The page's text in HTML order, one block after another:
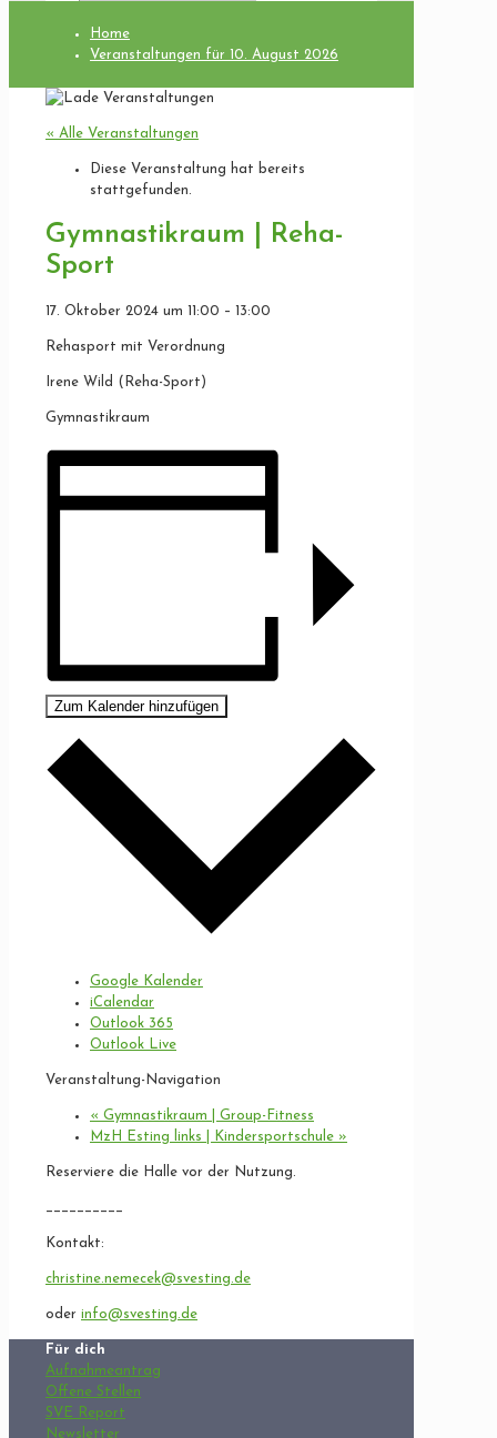
Home
Veranstaltungen für 10. August 2026
« Alle Veranstaltungen
Diese Veranstaltung hat bereits
stattgefunden.
Gymnastikraum | Reha-
Sport
17. Oktober 2024 um 11:00 – 13:00
Rehasport mit Verordnung
Irene Wild (Reha-Sport)
Gymnastikraum
Zum Kalender hinzufügen
Google Kalender
iCalendar
Outlook 365
Outlook Live
Veranstaltung-Navigation
« Gymnastikraum | Group-Fitness
MzH Esting links | Kindersportschule »
Reserviere die Halle vor der Nutzung.
__________
Kontakt:
christine.nemecek@svesting.de
oder info@svesting.de
Für dich
Aufnahmeantrag
Offene Stellen
SVE Report
Newsletter